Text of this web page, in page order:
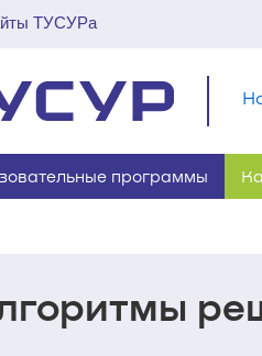
ТУСУРа
программы